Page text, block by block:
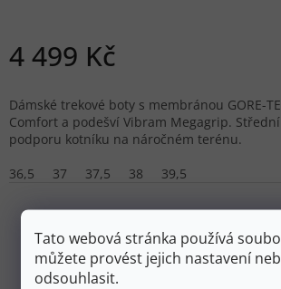
Tato webová stránka používá
můžete provést jejich nastavení
odsouhlasit.
4 499 Kč
Dámské trekové boty s membránou GORE-
Comfort a podešví Vibram Megagrip.
podporu kotníku na náročném terénu.
36,5
37 37,5 38 39,5